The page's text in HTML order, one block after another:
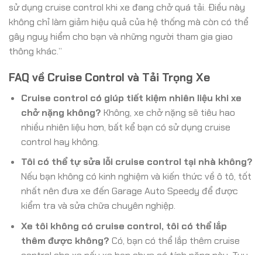
sử dụng cruise control khi xe đang chở quá tải. Điều này
không chỉ làm giảm hiệu quả của hệ thống mà còn có thể
gây nguy hiểm cho bạn và những người tham gia giao
thông khác.”
FAQ về Cruise Control và Tải Trọng Xe
Cruise control có giúp tiết kiệm nhiên liệu khi xe
chở nặng không? Không, xe chở nặng sẽ tiêu hao
nhiều nhiên liệu hơn, bất kể bạn có sử dụng cruise
control hay không.
Tôi có thể tự sửa lỗi cruise control tại nhà không?
Nếu bạn không có kinh nghiệm và kiến thức về ô tô, tốt
nhất nên đưa xe đến Garage Auto Speedy để được
kiểm tra và sửa chữa chuyên nghiệp.
Xe tôi không có cruise control, tôi có thể lắp
thêm được không? Có, bạn có thể lắp thêm cruise